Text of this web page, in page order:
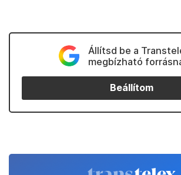
Állítsd be a
megbízható
Beállítom